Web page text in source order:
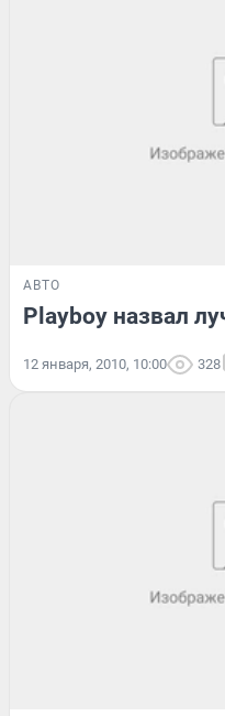
АВТО
Playboy назвал
12 января, 2010, 10:00 328